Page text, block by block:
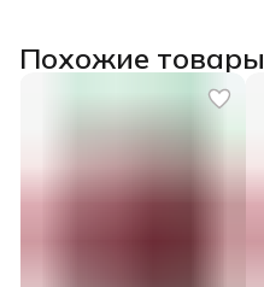
Похожие товары